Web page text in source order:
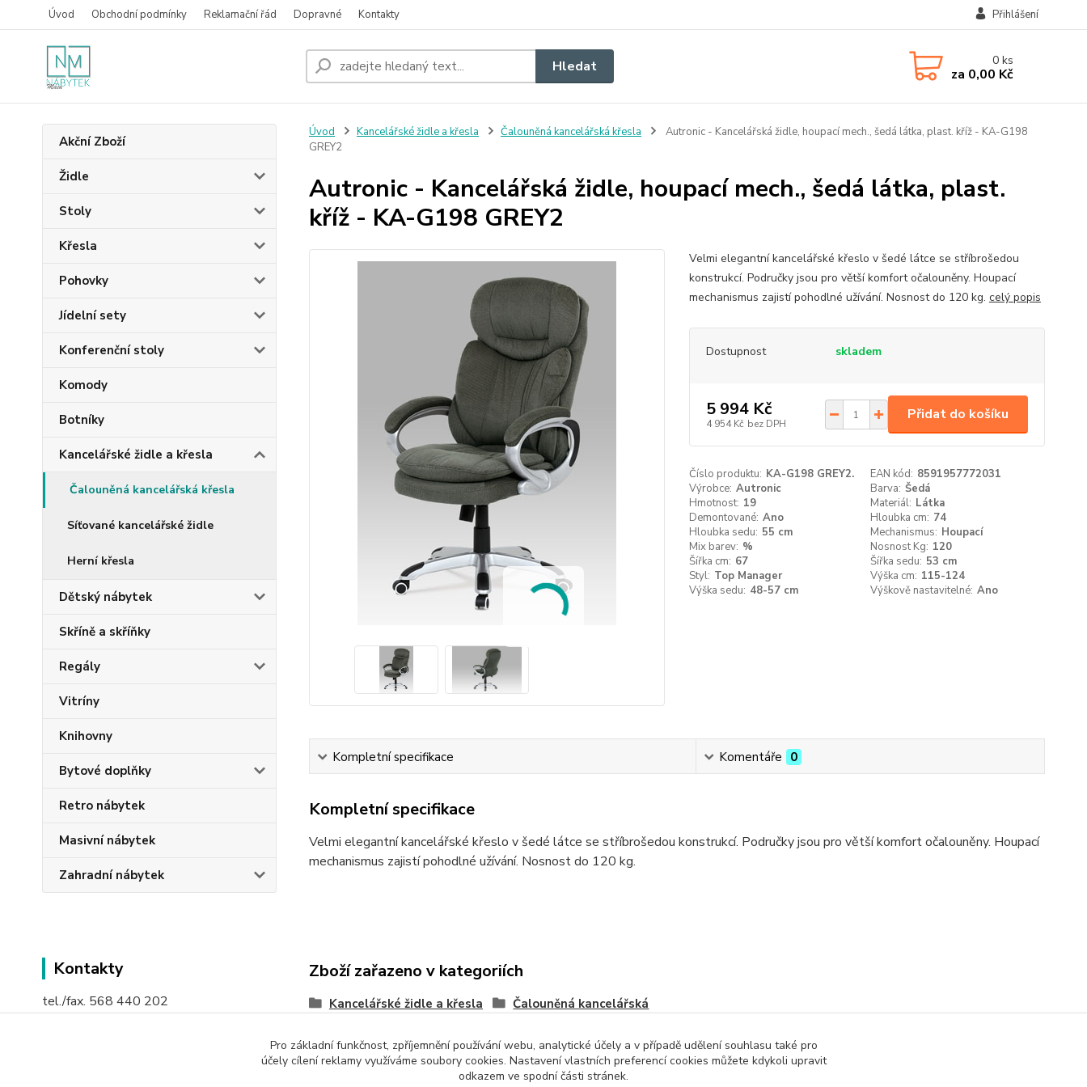
Úvod Obchodní podmínky Reklamační řád Dopravné Kontakty Přihlášení
Hledat 0ks
za 0,00 Kč
Akční Zboží
Židle
Stoly
Křesla
Pohovky
Jídelní sety
Konferenční stoly
Komody
Botníky
Kancelářské židle a křesla
Čalouněná kancelářská křesla
Síťované kancelářské židle
Herní křesla
Dětský nábytek
Skříně a skříňky
Regály
Vitríny
Knihovny
Bytové doplňky
Retro nábytek
Masivní nábytek
Zahradní nábytek
Kontakty
tel./fax. 568 440 202
Úvod Kancelářské židle a křesla Čalouněná kancelářská křesla
Autronic - Kancelářská židle, houpací mech., šedá látka, plast. kříž - KA-G198
GREY2
Autronic - Kancelářská židle, houpací mech., šedá látka, plast.
kříž - KA-G198 GREY2
Velmi elegantní kancelářské křeslo v šedé látce se stříbrošedou
konstrukcí. Područky jsou pro větší komfort očalouněny. Houpací
mechanismus zajistí pohodlné užívání. Nosnost do 120 kg. celý popis
Dostupnost skladem
5 994 Kč
4 954 Kč bez DPH
Přidat do košíku
Číslo produktu: KA-G198 GREY2. EAN kód: 8591957772031
Výrobce: Autronic Barva: Šedá
Hmotnost: 19 Materiál: Látka
Demontované: Ano Hloubka cm: 74
Hloubka sedu: 55 cm Mechanismus: Houpací
Mix barev: % Nosnost Kg: 120
Šířka cm: 67 Šířka sedu: 53 cm
Styl: Top Manager Výška cm: 115-124
Výška sedu: 48-57 cm Výškově nastavitelné: Ano
Kompletní specifikace Komentáře 0
Kompletní specifikace
Velmi elegantní kancelářské křeslo v šedé látce se stříbrošedou konstrukcí. Područky jsou pro větší komfort očalouněny. Houpací
mechanismus zajistí pohodlné užívání. Nosnost do 120 kg.
Zboží zařazeno v kategoriích
Kancelářské židle a křesla
Čalouněná kancelářská
Pro základní funkčnost, zpříjemnění používání webu, analytické účely a v případě udělení souhlasu také pro
účely cílení reklamy využíváme soubory cookies. Nastavení vlastních preferencí cookies můžete kdykoli upravit
odkazem ve spodní části stránek.